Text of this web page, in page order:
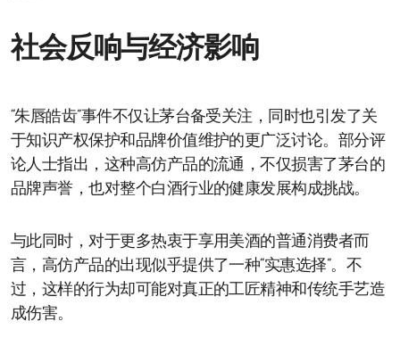
社会反响与经济影响
“朱唇皓齿”事件不仅让茅台备受关注，同时也引发了关
于知识产权保护和品牌价值维护的更广泛讨论。部分评
论人士指出，这种高仿产品的流通，不仅损害了茅台的
品牌声誉，也对整个白酒行业的健康发展构成挑战。
与此同时，对于更多热衷于享用美酒的普通消费者而
言，高仿产品的出现似乎提供了一种“实惠选择”。不
过，这样的行为却可能对真正的工匠精神和传统手艺造
成伤害。